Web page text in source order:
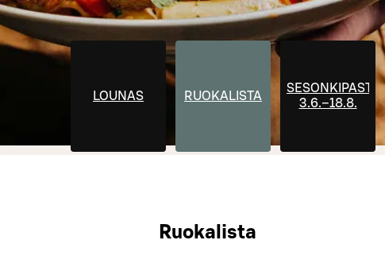
LOUNAS RUOKALISTA
SESONKIPASTA
3.6.–18.8.
Ruokalista